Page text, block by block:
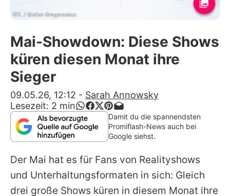
Promiflash Exklusiv
Alle Themen auf Promiflash
App runterladen
Team
Redaktionelle Richtlinien
Impressum
Datenschutzerklärung
RTL / Stefan Gregorowius
Mai-Showdown: Diese Shows
küren diesen Monat ihre
Sieger
09.05.26, 12:12 - Sarah Annowsky
Lesezeit: 2 min
Damit du die spannendsten
Promiflash-News auch bei
Google siehst.
Der Mai hat es für Fans von Realityshows
und Unterhaltungsformaten in sich: Gleich
drei große Shows küren in diesem Monat ihre